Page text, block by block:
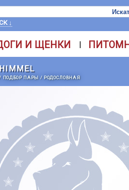
↓
И ЩЕНКИ |
ПОДБОР ПАРЫ / РОДОСЛОВНАЯ